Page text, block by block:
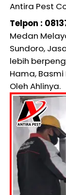
Antira Pest
Telpon :
Medan
Sundoro,
lebih
Hama,
Oleh Ahlinya.